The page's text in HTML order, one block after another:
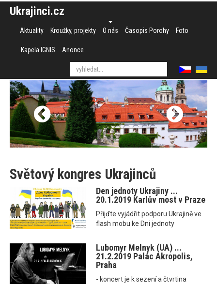
Ukrajinci.cz
Aktuality Kroužky, projekty O nás Časopis Porohy Foto
Kapela IGNIS Anonce
Světový kongres Ukrajinců
Den jednoty Ukrajiny ...
20.1.2019 Karlův most v Praze
Přijďte vyjádřit podporu Ukrajině ve
flash mobu ke Dni jednoty
Lubomyr Melnyk (UA) ...
21.2.2019 Palác Akropolis,
Praha
- koncert je k sezení a čtvrtina